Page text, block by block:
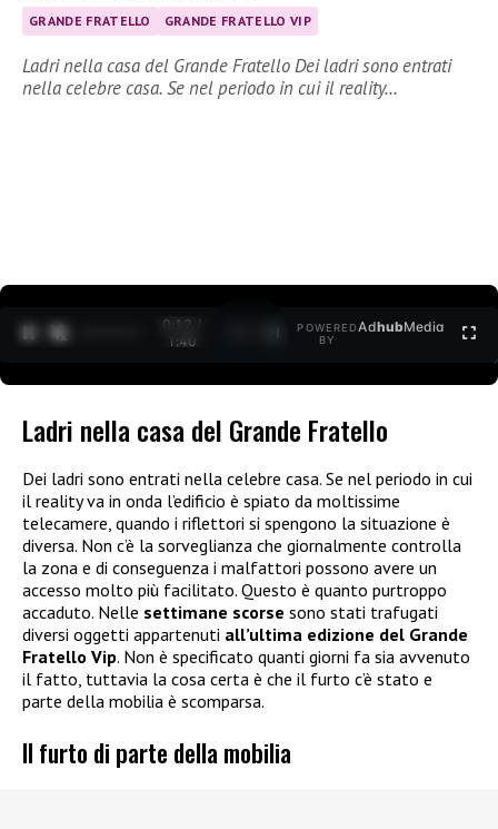
GRANDE FRATELLO GRANDE FRATELLO VIP
Ladri nella casa del Grande Fratello Dei ladri sono entrati
nella celebre casa. Se nel periodo in cui il reality…
0:12 /
1:40
POWERED
BY
AdhubMedia
Ladri nella casa del Grande Fratello
Dei ladri sono entrati nella celebre casa. Se nel periodo in cui
il reality va in onda l’edificio è spiato da moltissime
telecamere, quando i riflettori si spengono la situazione è
diversa. Non c’è la sorveglianza che giornalmente controlla
la zona e di conseguenza i malfattori possono avere un
accesso molto più facilitato. Questo è quanto purtroppo
accaduto. Nelle settimane scorse sono stati trafugati
diversi oggetti appartenuti all’ultima edizione del Grande
Fratello Vip. Non è specificato quanti giorni fa sia avvenuto
il fatto, tuttavia la cosa certa è che il furto c’è stato e
parte della mobilia è scomparsa.
Il furto di parte della mobilia